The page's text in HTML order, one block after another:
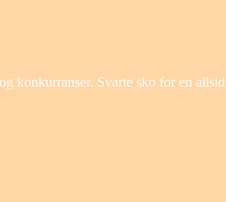
konkurranser. Svarte sko for en